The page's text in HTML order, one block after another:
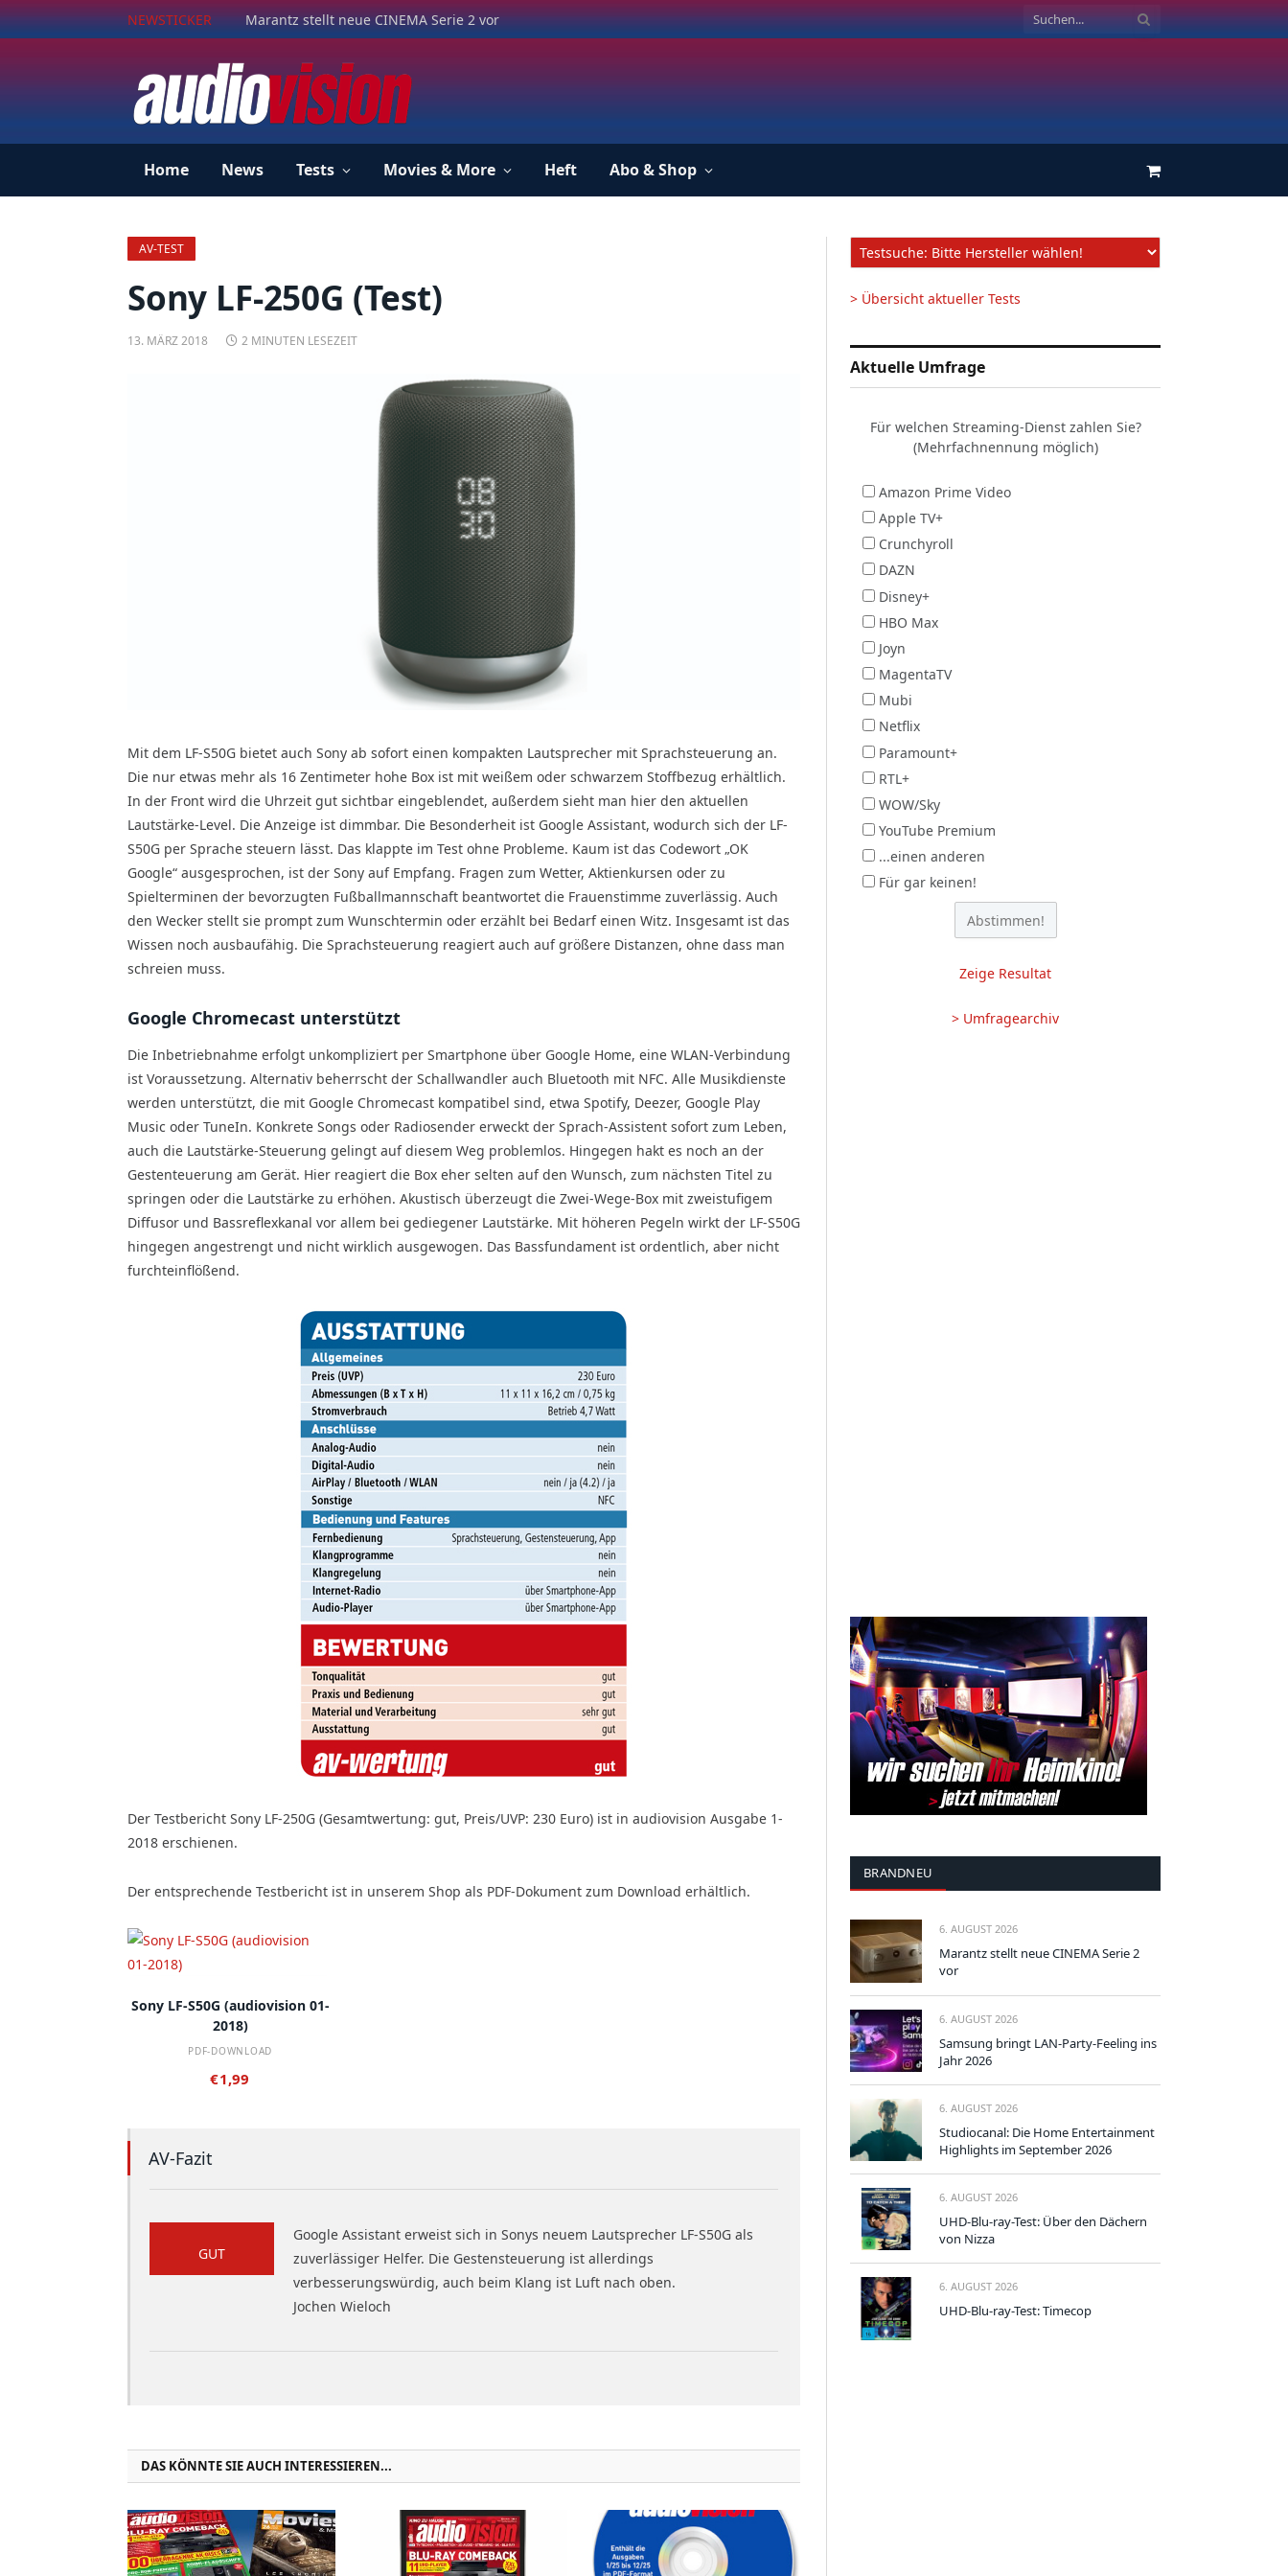
NEWSTICKER Marantz stellt neue CINEMA Serie 2 vor
Home News Tests Movies & More Heft Abo & Shop Einkaufswagen
AV-TEST
Sony LF-250G (Test)
13. MÄRZ 2018 2 MINUTEN LESEZEIT
Mit dem LF-S50G bietet auch Sony ab sofort einen kompakten Lautsprecher mit Sprachsteuerung an.
Die nur etwas mehr als 16 Zentimeter hohe Box ist mit weißem oder schwarzem Stoffbezug erhältlich.
In der Front wird die Uhrzeit gut sichtbar eingeblendet, außerdem sieht man hier den aktuellen
Lautstärke-Level. Die Anzeige ist dimmbar. Die Besonderheit ist Google Assistant, wodurch sich der LF-
S50G per Sprache steuern lässt. Das klappte im Test ohne Probleme. Kaum ist das Codewort „OK
Google“ ausgesprochen, ist der Sony auf Empfang. Fragen zum Wetter, Aktienkursen oder zu
Spielterminen der bevorzugten Fußballmannschaft beantwortet die Frauenstimme zuverlässig. Auch
den Wecker stellt sie prompt zum Wunschtermin oder erzählt bei Bedarf einen Witz. Insgesamt ist das
Wissen noch ausbaufähig. Die Sprachsteuerung reagiert auch auf größere Distanzen, ohne dass man
schreien muss.
Google Chromecast unterstützt
Die Inbetriebnahme erfolgt unkompliziert per Smartphone über Google Home, eine WLAN-Verbindung
ist Voraussetzung. Alternativ beherrscht der Schallwandler auch Bluetooth mit NFC. Alle Musikdienste
werden unterstützt, die mit Google Chromecast kompatibel sind, etwa Spotify, Deezer, Google Play
Music oder TuneIn. Konkrete Songs oder Radiosender erweckt der Sprach-Assistent sofort zum Leben,
auch die Lautstärke-Steuerung gelingt auf diesem Weg problemlos. Hingegen hakt es noch an der
Gestenteuerung am Gerät. Hier reagiert die Box eher selten auf den Wunsch, zum nächsten Titel zu
springen oder die Lautstärke zu erhöhen. Akustisch überzeugt die Zwei-Wege-Box mit zweistufigem
Diffusor und Bassreflexkanal vor allem bei gediegener Lautstärke. Mit höheren Pegeln wirkt der LF-S50G
hingegen angestrengt und nicht wirklich ausgewogen. Das Bassfundament ist ordentlich, aber nicht
furchteinflößend.
Der Testbericht Sony LF-250G (Gesamtwertung: gut, Preis/UVP: 230 Euro) ist in audiovision Ausgabe 1-
2018 erschienen.
Der entsprechende Testbericht ist in unserem Shop als PDF-Dokument zum Download erhältlich.
Sony LF-S50G (audiovision 01-
2018)
PDF-DOWNLOAD
€1,99
AV-Fazit
GUT
Google Assistant erweist sich in Sonys neuem Lautsprecher LF-S50G als
zuverlässiger Helfer. Die Gestensteuerung ist allerdings
verbesserungswürdig, auch beim Klang ist Luft nach oben.
Jochen Wieloch
DAS KÖNNTE SIE AUCH INTERESSIEREN...
> Übersicht aktueller Tests
Aktuelle Umfrage
Für welchen Streaming-Dienst zahlen Sie?
(Mehrfachnennung möglich)
Amazon Prime Video
Apple TV+
Crunchyroll
DAZN
Disney+
HBO Max
Joyn
MagentaTV
Mubi
Netflix
Paramount+
RTL+
WOW/Sky
YouTube Premium
...einen anderen
Für gar keinen!
Zeige Resultat
> Umfragearchiv
BRANDNEU
6. AUGUST 2026
Marantz stellt neue CINEMA Serie 2
vor
6. AUGUST 2026
Samsung bringt LAN-Party-Feeling ins
Jahr 2026
6. AUGUST 2026
Studiocanal: Die Home Entertainment
Highlights im September 2026
6. AUGUST 2026
UHD-Blu-ray-Test: Über den Dächern
von Nizza
6. AUGUST 2026
UHD-Blu-ray-Test: Timecop